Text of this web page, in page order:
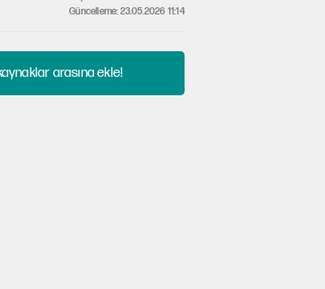
Güncelleme: 23.05.2026 11:14
arasına ekle!